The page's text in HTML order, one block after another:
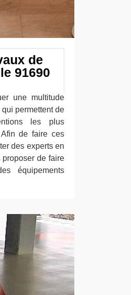
de
91690
une multitude
permettent de
les plus
de faire ces
des experts en
de faire
équipements